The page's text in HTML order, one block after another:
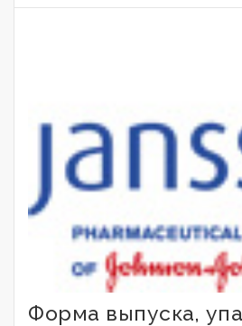
Форма выпуска,